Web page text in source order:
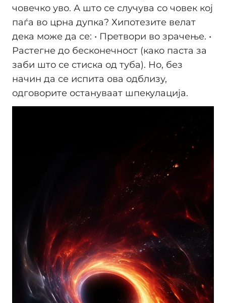
човечко уво. А што се случува со човек кој
паѓа во црна дупка? Хипотезите велат
дека може да се: • Претвори во зрачење. •
Растегне до бесконечност (како паста за
заби што се стиска од туба). Но, без
начин да се испита ова одблизу,
одговорите остануваат шпекулација.